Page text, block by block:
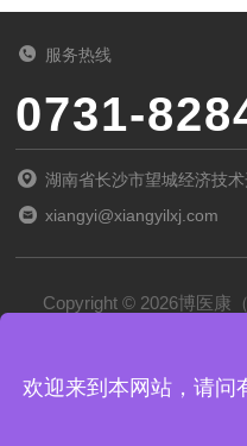
服务热线
0731-
湖南省长沙市望城经济技
xiangyi@xiangyilxj.com
Copyright © 2026博医康
欢迎来到本网站，请问